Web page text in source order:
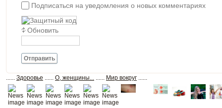
Подписаться на уведомления о новых комментариях
Обновить
Отправить
Здоровье О, женщины... Мир вокруг